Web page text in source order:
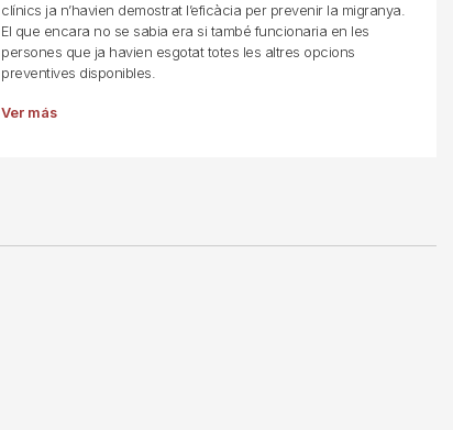
clínics ja n’havien demostrat l’eficàcia per prevenir la migranya.
El que encara no se sabia era si també funcionaria en les
persones que ja havien esgotat totes les altres opcions
preventives disponibles.
Ver más